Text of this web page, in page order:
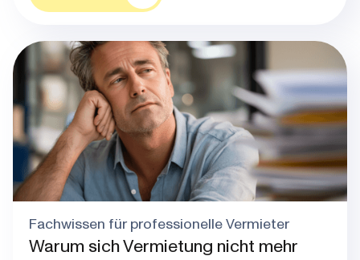
Blog post thumbnail
Fachwissen für professionelle Vermieter
Warum sich Vermietung nicht mehr